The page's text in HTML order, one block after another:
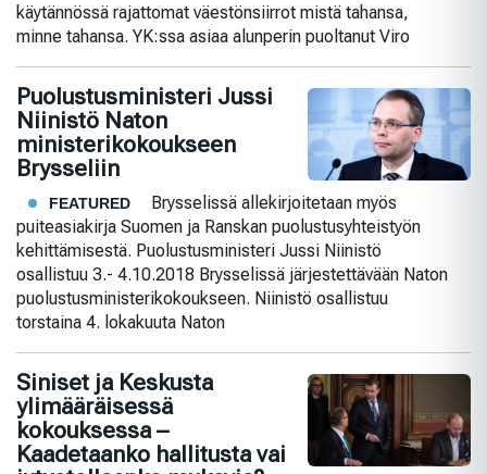
käytännössä rajattomat väestönsiirrot mistä tahansa,
minne tahansa. YK:ssa asiaa alunperin puoltanut Viro
Puolustusministeri Jussi
Niinistö Naton
ministerikokoukseen
Brysseliin
FEATURED
Brysselissä allekirjoitetaan myös
puiteasiakirja Suomen ja Ranskan puolustusyhteistyön
kehittämisestä. Puolustusministeri Jussi Niinistö
osallistuu 3.- 4.10.2018 Brysselissä järjestettävään Naton
puolustusministerikokoukseen. Niinistö osallistuu
torstaina 4. lokakuuta Naton
Siniset ja Keskusta
ylimääräisessä
kokouksessa –
Kaadetaanko hallitusta vai